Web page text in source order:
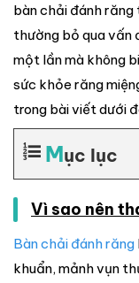
bàn chải đánh
thường bỏ qua vấn
một lần mà không
sức khỏe răng
trong bài viết dưới
Mục lục
Vì sao nên
Bàn chải đánh răng
khuẩn, mảnh vụn